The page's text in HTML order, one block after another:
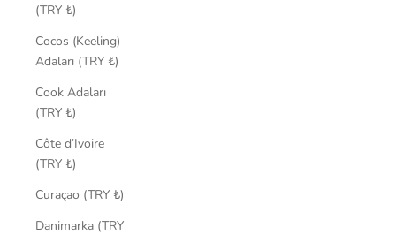
(TRY ₺)
Cocos (Keeling)
Adaları (TRY ₺)
Cook Adaları
(TRY ₺)
Côte d’Ivoire
(TRY ₺)
Curaçao (TRY ₺)
Danimarka (TRY